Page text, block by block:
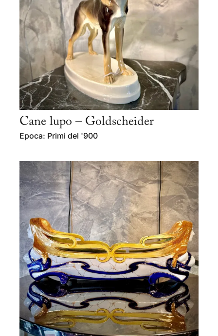
Cane lupo – Goldscheider
Epoca: Primi del '900